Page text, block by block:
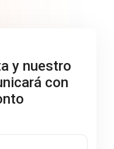
y nuestro
con